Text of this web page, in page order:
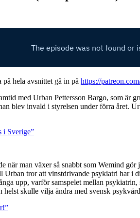
hela avsnittet gå in på https://
med Urban Pettersson Bargo, som är
blev invald i styrelsen under förra året.
i Sverige”
man växer så snabbt som Wemind
tror att vinstdrivande psykiatri har
upp, varför samspelet mellan
skulle vilja ändra med svensk